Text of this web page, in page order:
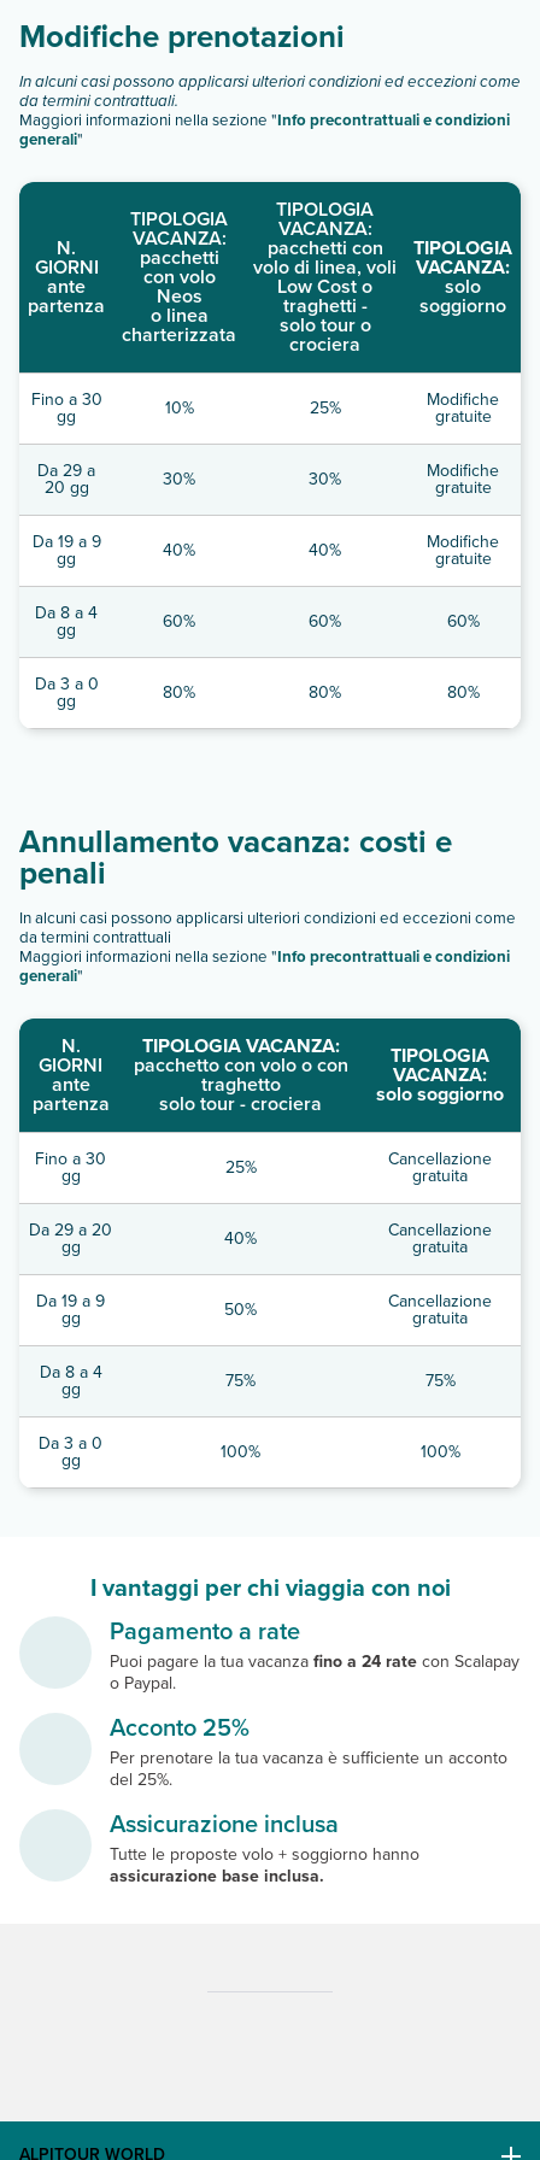
Modifiche prenotazioni
In alcuni casi possono applicarsi ulteriori condizioni ed eccezioni come
da termini contrattuali.
Maggiori informazioni nella sezione "Info precontrattuali e condizioni
generali"
N.
GIORNI
ante
partenza
TIPOLOGIA
VACANZA:
pacchetti
con volo
Neos
o linea
charterizzata
TIPOLOGIA
VACANZA:
pacchetti con
volo di linea, voli
Low Cost o
traghetti -
solo tour o
crociera
TIPOLOGIA
VACANZA:
solo
soggiorno
Fino a 30
gg 10% 25% Modifiche
gratuite
Da 29 a
20 gg 30% 30% Modifiche
gratuite
Da 19 a 9
gg 40% 40% Modifiche
gratuite
Da 8 a 4
gg 60% 60% 60%
Da 3 a 0
gg 80% 80% 80%
Annullamento vacanza: costi e
penali
In alcuni casi possono applicarsi ulteriori condizioni ed eccezioni come
da termini contrattuali
Maggiori informazioni nella sezione "Info precontrattuali e condizioni
generali"
N.
GIORNI
ante
partenza
TIPOLOGIA VACANZA:
pacchetto con volo o con
traghetto
solo tour - crociera
TIPOLOGIA
VACANZA:
solo soggiorno
Fino a 30
gg 25% Cancellazione
gratuita
Da 29 a 20
gg 40% Cancellazione
gratuita
Da 19 a 9
gg 50% Cancellazione
gratuita
Da 8 a 4
gg 75% 75%
Da 3 a 0
gg 100% 100%
I vantaggi per chi viaggia con noi
Pagamento a rate
Puoi pagare la tua vacanzafino a 24 ratecon Scalapay
o Paypal.
Acconto 25%
Per prenotare la tua vacanza è sufficiente un acconto
del 25%.
Assicurazione inclusa
Tutte le proposte volo + soggiorno hanno
assicurazione base inclusa.
ALPITOUR WORLD